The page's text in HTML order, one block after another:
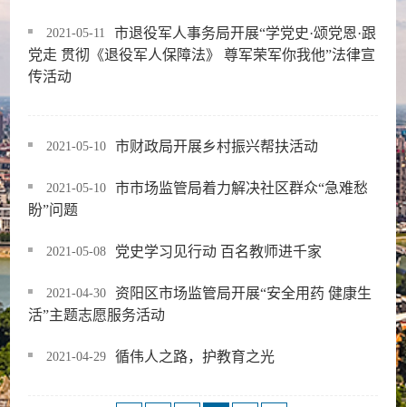
2021-05-11
市退役军人事务局开展“学党史·颂党恩·跟
党走 贯彻《退役军人保障法》 尊军荣军你我他”法律宣
传活动
2021-05-10 市财政局开展乡村振兴帮扶活动
2021-05-10
市市场监管局着力解决社区群众“急难愁
盼”问题
2021-05-08 党史学习见行动 百名教师进千家
2021-04-30
资阳区市场监管局开展“安全用药 健康生
活”主题志愿服务活动
2021-04-29 循伟人之路，护教育之光